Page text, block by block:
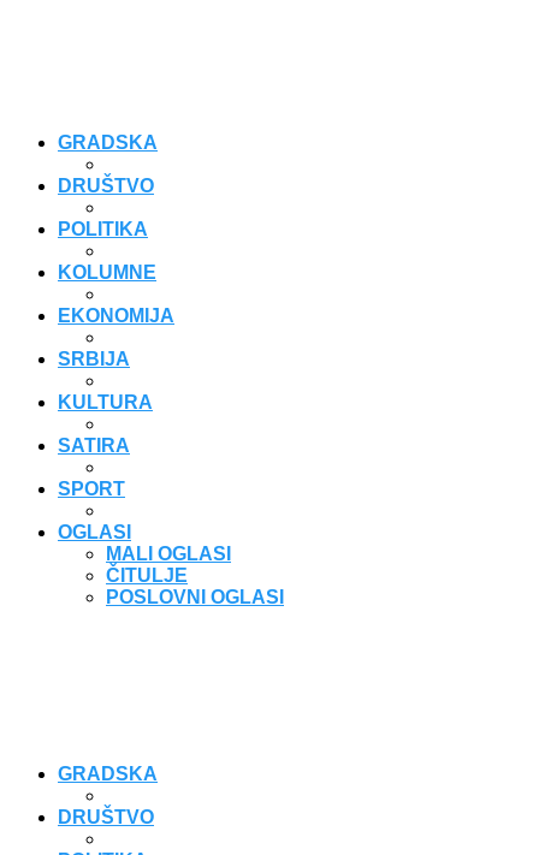
GRADSKA
DRUŠTVO
POLITIKA
KOLUMNE
EKONOMIJA
SRBIJA
KULTURA
SATIRA
SPORT
OGLASI
MALI OGLASI
ČITULJE
POSLOVNI OGLASI
GRADSKA
DRUŠTVO